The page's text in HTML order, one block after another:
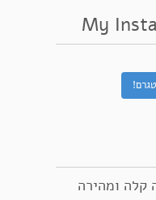
קלה ומהירה